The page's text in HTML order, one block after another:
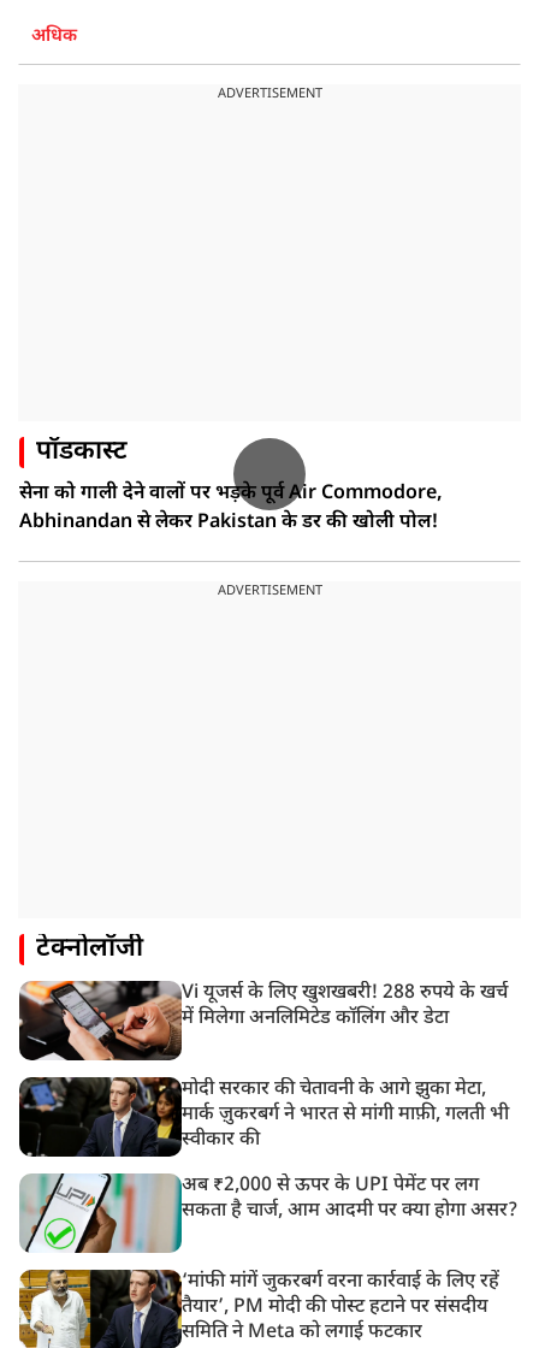
अधिक
ADVERTISEMENT
पॉडकास्ट
सेना को गाली देने वालों पर भड़के पूर्व Air Commodore,
Abhinandan से लेकर Pakistan के डर की खोली पोल!
ADVERTISEMENT
टेक्नोलॉजी
Vi यूजर्स के लिए खुशखबरी! 288 रुपये के खर्च
में मिलेगा अनलिमिटेड कॉलिंग और डेटा
मोदी सरकार की चेतावनी के आगे झुका मेटा,
मार्क ज़ुकरबर्ग ने भारत से मांगी माफ़ी, गलती भी
स्वीकार की
अब ₹2,000 से ऊपर के UPI पेमेंट पर लग
सकता है चार्ज, आम आदमी पर क्या होगा असर?
‘मांफी मांगें जुकरबर्ग वरना कार्रवाई के लिए रहें
तैयार’, PM मोदी की पोस्ट हटाने पर संसदीय
समिति ने Meta को लगाई फटकार